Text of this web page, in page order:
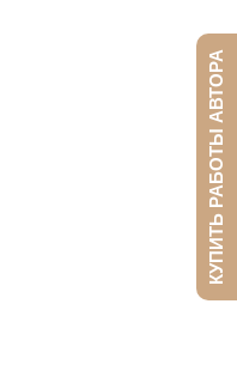
КУПИТЬ РАБОТЫ АВТОРА